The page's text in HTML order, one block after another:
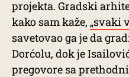
projekta. Gradski
kako sam kaže, „svaki
savetovao ga je da
Dorćolu, dok je
pregovore sa